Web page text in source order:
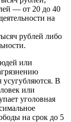
— от 20 до 40
на
рублей либо
или
усугубляются. В
или
уголовная
на срок до 5